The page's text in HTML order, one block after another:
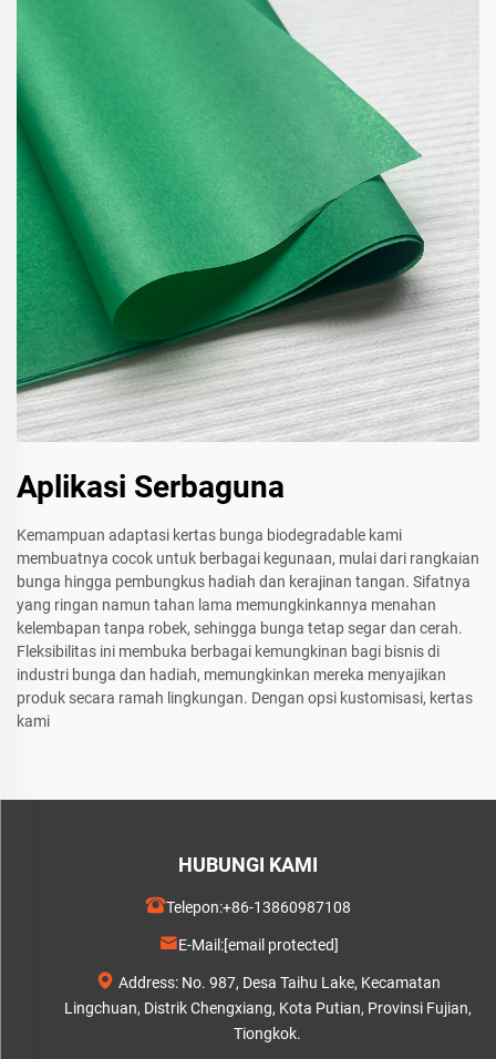
Aplikasi Serbaguna
Kemampuan adaptasi kertas bunga biodegradable kami
membuatnya cocok untuk berbagai kegunaan, mulai dari rangkaian
bunga hingga pembungkus hadiah dan kerajinan tangan. Sifatnya
yang ringan namun tahan lama memungkinkannya menahan
kelembapan tanpa robek, sehingga bunga tetap segar dan cerah.
Fleksibilitas ini membuka berbagai kemungkinan bagi bisnis di
industri bunga dan hadiah, memungkinkan mereka menyajikan
produk secara ramah lingkungan. Dengan opsi kustomisasi, kertas
kami
HUBUNGI KAMI
Telepon:+86-13860987108
E-Mail:[email protected]
Address: No. 987, Desa Taihu Lake, Kecamatan
Lingchuan, Distrik Chengxiang, Kota Putian, Provinsi Fujian,
Tiongkok.